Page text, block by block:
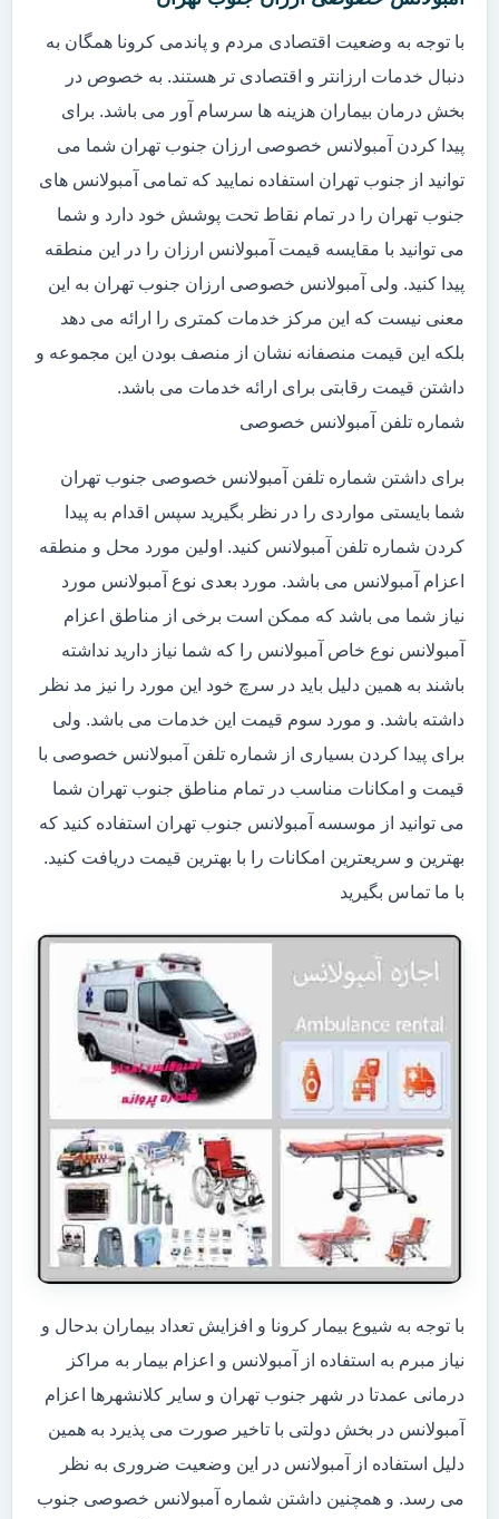
با توجه به وضعیت اقتصادی مردم و پاندمی کرونا همگان به
دنبال خدمات ارزانتر و اقتصادی تر هستند. به خصوص در
بخش درمان بیماران هزینه ها سرسام آور می باشد. برای
پیدا کردن آمبولانس خصوصی ارزان جنوب تهران شما می
توانید از جنوب تهران استفاده نمایید که تمامی آمبولانس های
جنوب تهران را در تمام نقاط تحت پوشش خود دارد و شما
می توانید با مقایسه قیمت آمبولانس ارزان را در این منطقه
پیدا کنید. ولی آمبولانس خصوصی ارزان جنوب تهران به این
معنی نیست که این مرکز خدمات کمتری را ارائه می دهد
بلکه این قیمت منصفانه نشان از منصف بودن این مجموعه و
داشتن قیمت رقابتی برای ارائه خدمات می باشد.
شماره تلفن آمبولانس خصوصی
برای داشتن شماره تلفن آمبولانس خصوصی جنوب تهران
شما بایستی مواردی را در نظر بگیرید سپس اقدام به پیدا
کردن شماره تلفن آمبولانس کنید. اولین مورد محل و منطقه
اعزام آمبولانس می باشد. مورد بعدی نوع آمبولانس مورد
نیاز شما می باشد که ممکن است برخی از مناطق اعزام
آمبولانس نوع خاص آمبولانس را که شما نیاز دارید نداشته
باشند به همین دلیل باید در سرچ خود این مورد را نیز مد نظر
داشته باشد. و مورد سوم قیمت این خدمات می باشد. ولی
برای پیدا کردن بسیاری از شماره تلفن آمبولانس خصوصی با
قیمت و امکانات مناسب در تمام مناطق جنوب تهران شما
می توانید از موسسه آمبولانس جنوب تهران استفاده کنید که
بهترین و سریعترین امکانات را با بهترین قیمت دریافت کنید.
با ما تماس بگیرید
با توجه به شیوع بیمار کرونا و افزایش تعداد بیماران بدحال و
نیاز مبرم به استفاده از آمبولانس و اعزام بیمار به مراکز
درمانی عمدتا در شهر جنوب تهران و سایر کلانشهرها اعزام
آمبولانس در بخش دولتی با تاخیر صورت می پذیرد به همین
دلیل استفاده از آمبولانس در این وضعیت ضروری به نظر
می رسد. و همچنین داشتن شماره آمبولانس خصوصی جنوب